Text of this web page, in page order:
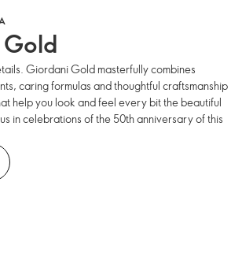
Giordani Gold masterfully combines
caring formulas and thoughtful craftsmanship
help you look and feel every bit the beautiful
in celebrations of the 50th anniversary of this